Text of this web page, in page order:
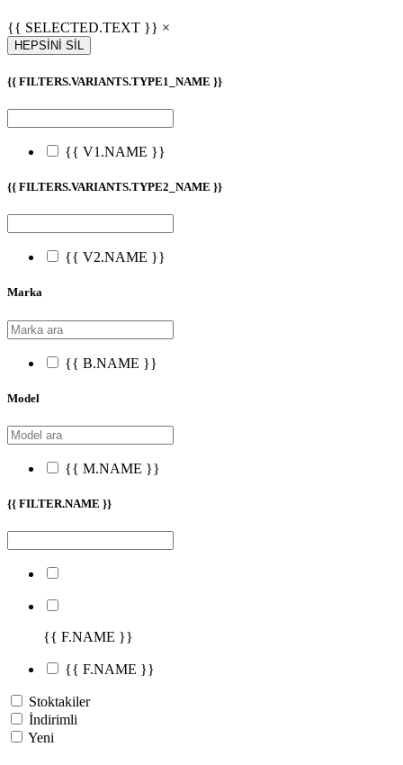
{{ SELECTED.TEXT }} ×
HEPSİNİ SİL
{{ FILTERS.VARIANTS.TYPE1_NAME }}
{{ V1.NAME }}
{{ FILTERS.VARIANTS.TYPE2_NAME }}
{{ V2.NAME }}
Marka
{{ B.NAME }}
Model
{{ M.NAME }}
{{ FILTER.NAME }}
{{ F.NAME }}
{{ F.NAME }}
Stoktakiler
İndirimli
Yeni